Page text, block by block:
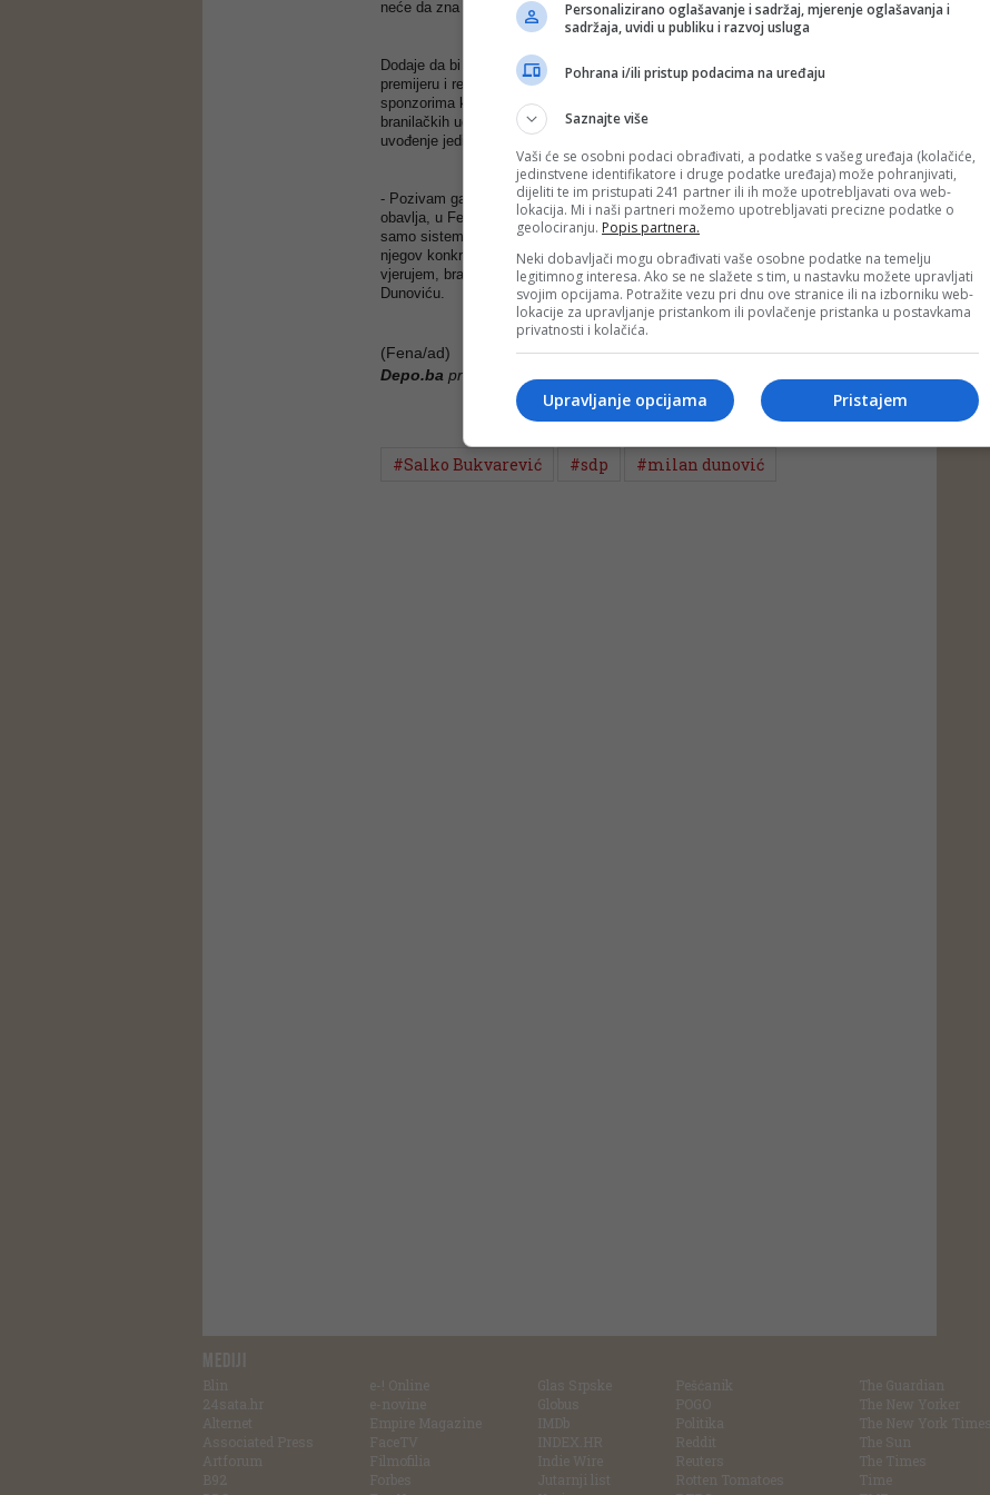
neće da zna - ističe Bukvarević.
Dodaje da bi bilo mnogo bolje da je potpredsjednik FBiH umjesto federalnom
premijeru i resornom ministru pisao parlamentarcima i "svojim političkim
sponzorima koji koče donošenje zakona koji će uvesti reprezentativnost
branilačkih udruženja i tako smanjiti njihov broj i zakona koji će omogućiti
uvođenje jedinstvenog registra".
- Pozivam ga da svojim autoritetom, kako osobnim tako i autoritetom funkcije koju
obavlja, u Federalnom parlamentu pomogne da ovi zakoni budu usvojeni, jer se
samo sistemski mogu rješavati svi pa i branilački zahtjevi i problemi. To će biti
njegov konkretan doprinos rješavanju problema branilaca, na čemu će mu,
vjerujem, branioci biti zahvalni - navodi Bukvarević u odgovoru potpredsjedniku
Dunoviću.
(Fena/ad)
Depo.ba pratite putem društvenih mreža
#Salko Bukvarević #sdp #milan dunović
MEDIJI
Blin
24sata.hr
Alternet
Associated Press
Artforum
B92
e-! Online
e-novine
Empire Magazine
FaceTV
Filmofilia
Forbes
Glas Srpske
Globus
IMDb
INDEX.HR
Indie Wire
Jutarnji list
Pešćanik
POGO
Politika
Reddit
Reuters
Rotten Tomatoes
The Guardian
The New Yorker
The New York Times
The Sun
The Times
Time
Personalizirano oglašavanje i sadržaj, mjerenje oglašavanja i
sadržaja, uvidi u publiku i razvoj usluga
Pohrana i/ili pristup podacima na uređaju
Saznajte više
Vaši će se osobni podaci obrađivati, a podatke s vašeg uređaja (kolačiće,
jedinstvene identifikatore i druge podatke uređaja) može pohranjivati,
dijeliti te im pristupati 241 partner ili ih može upotrebljavati ova web-
lokacija. Mi i naši partneri možemo upotrebljavati precizne podatke o
geolociranju. Popis partnera.
Neki dobavljači mogu obrađivati vaše osobne podatke na temelju
legitimnog interesa. Ako se ne slažete s tim, u nastavku možete upravljati
svojim opcijama. Potražite vezu pri dnu ove stranice ili na izborniku web-
lokacije za upravljanje pristankom ili povlačenje pristanka u postavkama
privatnosti i kolačića.
Pristajem
Upravljanje opcijama